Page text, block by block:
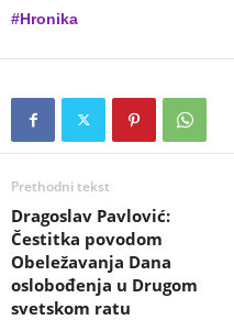
#Hronika
Prethodni tekst
Dragoslav Pavlović:
Čestitka povodom
Obeležavanja Dana
oslobođenja u Drugom
svetskom ratu